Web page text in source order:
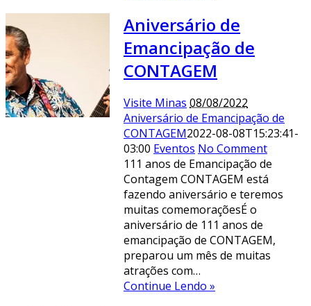
Aniversário de
Emancipação de
CONTAGEM
Visite Minas 08/08/2022
Aniversário de Emancipação de
CONTAGEM2022-08-08T15:23:41-
03:00 Eventos No Comment
111 anos de Emancipação de
Contagem CONTAGEM está
fazendo aniversário e teremos
muitas comemoraçõesÉ o
aniversário de 111 anos de
emancipação de CONTAGEM,
preparou um mês de muitas
atrações com…
Continue Lendo »